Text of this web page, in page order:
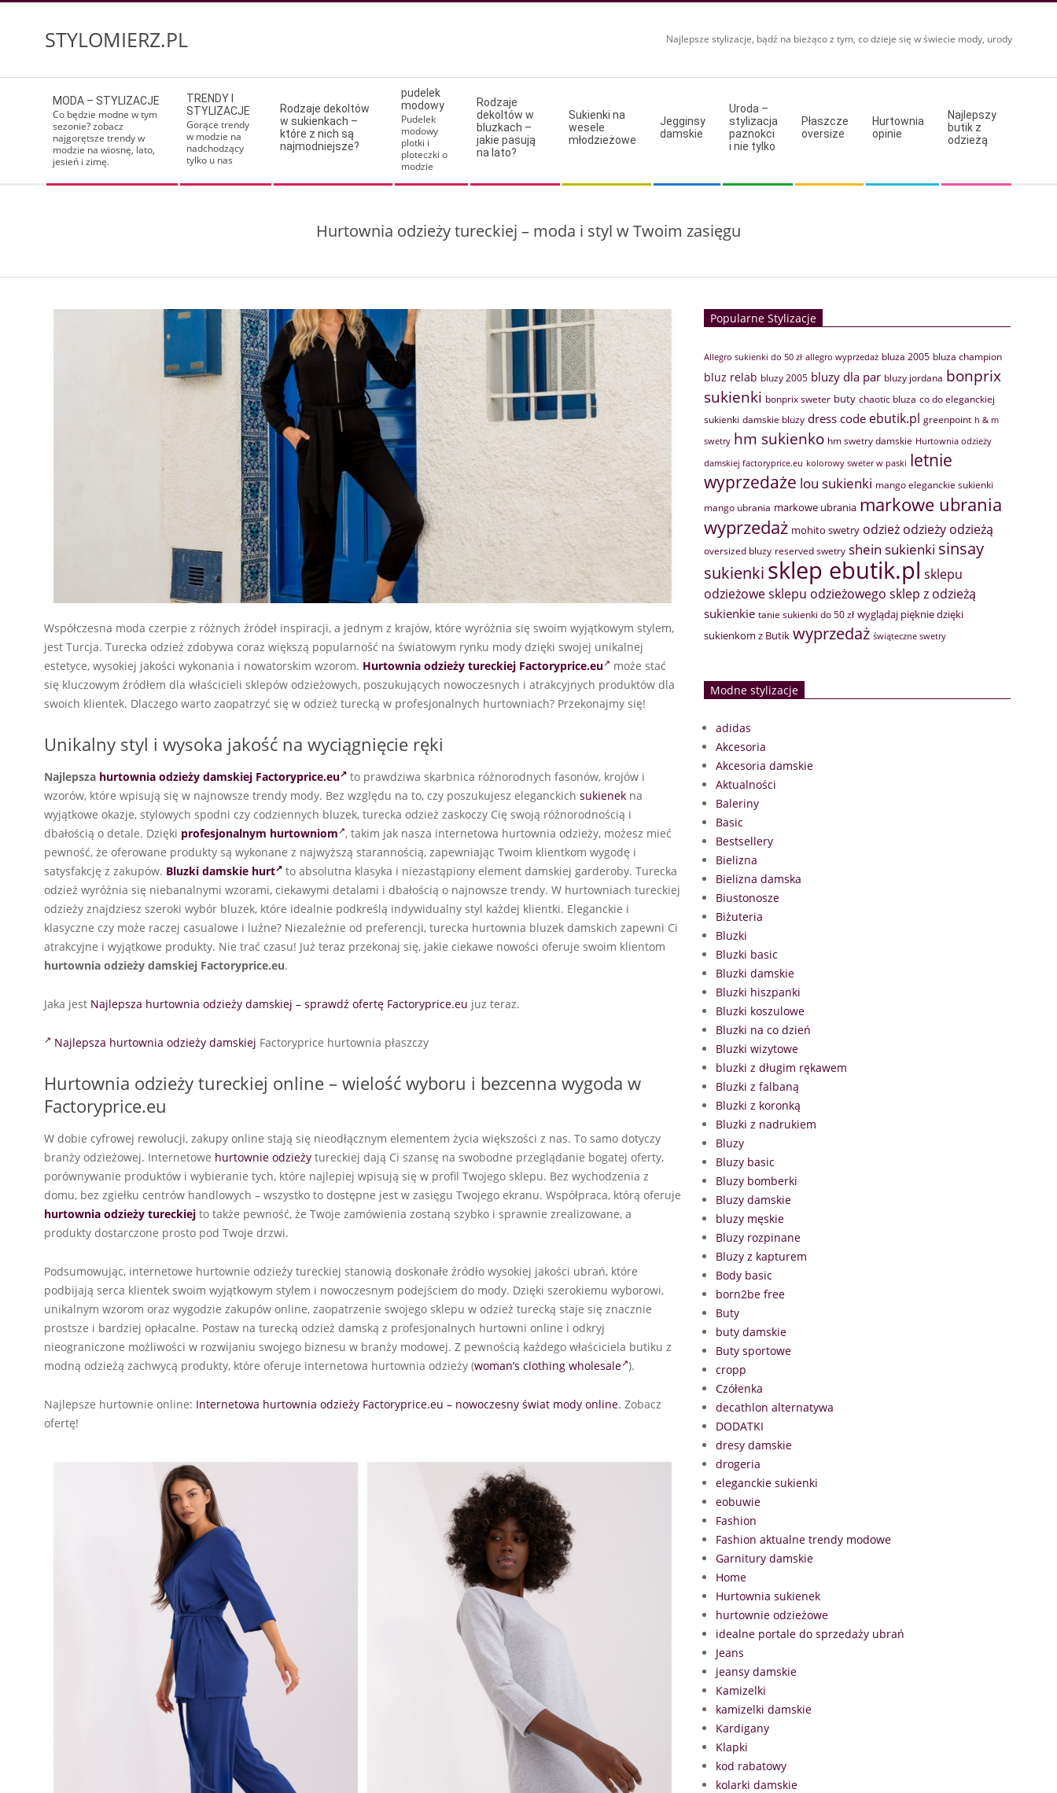
STYLOMIERZ.PL Najlepsze stylizacje, bądź na bieżąco z tym, co dzieje się w świecie mody, urody
Navigation
Menu
MODA – STYLIZACJE
Co będzie modne w tym
sezonie? zobacz
najgorętsze trendy w
modzie na wiosnę, lato,
jesień i zimę.
TRENDY I
STYLIZACJE
Gorące trendy
w modzie na
nadchodzący
tylko u nas
Rodzaje dekoltów
w sukienkach –
które z nich są
najmodniejsze?
pudelek
modowy
Pudelek
modowy
plotki i
ploteczki o
modzie
Rodzaje
dekoltów w
bluzkach –
jakie pasują
na lato?
Sukienki na
wesele
młodzieżowe
Jegginsy
damskie
Uroda –
stylizacja
paznokci
i nie tylko
Płaszcze
oversize
Hurtownia
opinie
Najlepszy
butik z
odzieżą
Hurtownia odzieży tureckiej – moda i styl w Twoim zasięgu
Współczesna moda czerpie z różnych źródeł inspiracji, a jednym z krajów, które wyróżnia się swoim wyjątkowym stylem,
jest Turcja. Turecka odzież zdobywa coraz większą popularność na światowym rynku mody dzięki swojej unikalnej
estetyce, wysokiej jakości wykonania i nowatorskim wzorom. Hurtownia odzieży tureckiej Factoryprice.eu
może stać
się kluczowym źródłem dla właścicieli sklepów odzieżowych, poszukujących nowoczesnych i atrakcyjnych produktów dla
swoich klientek. Dlaczego warto zaopatrzyć się w odzież turecką w profesjonalnych hurtowniach? Przekonajmy się!
Unikalny styl i wysoka jakość na wyciągnięcie ręki
Najlepsza hurtownia odzieży damskiej Factoryprice.eu
to prawdziwa skarbnica różnorodnych fasonów, krojów i
wzorów, które wpisują się w najnowsze trendy mody. Bez względu na to, czy poszukujesz eleganckich sukienek na
wyjątkowe okazje, stylowych spodni czy codziennych bluzek, turecka odzież zaskoczy Cię swoją różnorodnością i
dbałością o detale. Dzięki profesjonalnym hurtowniom , takim jak nasza internetowa hurtownia odzieży, możesz mieć
pewność, że oferowane produkty są wykonane z najwyższą starannością, zapewniając Twoim klientkom wygodę i
satysfakcję z zakupów. Bluzki damskie hurt
to absolutna klasyka i niezastąpiony element damskiej garderoby. Turecka
odzież wyróżnia się niebanalnymi wzorami, ciekawymi detalami i dbałością o najnowsze trendy. W hurtowniach tureckiej
odzieży znajdziesz szeroki wybór bluzek, które idealnie podkreślą indywidualny styl każdej klientki. Eleganckie i
klasyczne czy może raczej casualowe i luźne? Niezależnie od preferencji, turecka hurtownia bluzek damskich zapewni Ci
atrakcyjne i wyjątkowe produkty. Nie trać czasu! Już teraz przekonaj się, jakie ciekawe nowości oferuje swoim klientom
hurtownia odzieży damskiej Factoryprice.eu.
Jaka jest Najlepsza hurtownia odzieży damskiej – sprawdź ofertę Factoryprice.eu juz teraz.
Najlepsza hurtownia odzieży damskiej Factoryprice hurtownia płaszczy
Hurtownia odzieży tureckiej online – wielość wyboru i bezcenna wygoda w
Factoryprice.eu
W dobie cyfrowej rewolucji, zakupy online stają się nieodłącznym elementem życia większości z nas. To samo dotyczy
branży odzieżowej. Internetowe hurtownie odzieży tureckiej dają Ci szansę na swobodne przeglądanie bogatej oferty,
porównywanie produktów i wybieranie tych, które najlepiej wpisują się w profil Twojego sklepu. Bez wychodzenia z
domu, bez zgiełku centrów handlowych – wszystko to dostępne jest w zasięgu Twojego ekranu. Współpraca, którą oferuje
hurtownia odzieży tureckiej to także pewność, że Twoje zamówienia zostaną szybko i sprawnie zrealizowane, a
produkty dostarczone prosto pod Twoje drzwi.
Podsumowując, internetowe hurtownie odzieży tureckiej stanowią doskonałe źródło wysokiej jakości ubrań, które
podbijają serca klientek swoim wyjątkowym stylem i nowoczesnym podejściem do mody. Dzięki szerokiemu wyborowi,
unikalnym wzorom oraz wygodzie zakupów online, zaopatrzenie swojego sklepu w odzież turecką staje się znacznie
prostsze i bardziej opłacalne. Postaw na turecką odzież damską z profesjonalnych hurtowni online i odkryj
nieograniczone możliwości w rozwijaniu swojego biznesu w branży modowej. Z pewnością każdego właściciela butiku z
modną odzieżą zachwycą produkty, które oferuje internetowa hurtownia odzieży (woman’s clothing wholesale ).
Najlepsze hurtownie online: Internetowa hurtownia odzieży Factoryprice.eu – nowoczesny świat mody online. Zobacz
ofertę!
Popularne Stylizacje
Allegro sukienki do 50 zł allegro wyprzedaż bluza 2005 bluza champion
bluz relab bluzy 2005 bluzy dla par bluzy jordana bonprix
sukienki bonprix sweter buty chaotic bluza co do eleganckiej
sukienki damskie bluzy dress code ebutik.pl greenpoint h & m
swetry hm sukienko hm swetry damskie Hurtownia odzieży
damskiej factoryprice.eu kolorowy sweter w paski letnie
wyprzedaże lou sukienki mango eleganckie sukienki
mango ubrania markowe ubrania markowe ubrania
wyprzedaż mohito swetry odzież odzieży odzieżą
oversized bluzy reserved swetry shein sukienki sinsay
sukienki sklep ebutik.pl sklepu
odzieżowesklepu odzieżowego sklep z odzieżą
sukienkie tanie sukienki do 50 zł wyglądaj pięknie dzięki
sukienkom z Butik wyprzedaż świąteczne swetry
Modne stylizacje
adidas
Akcesoria
Akcesoria damskie
Aktualności
Baleriny
Basic
Bestsellery
Bielizna
Bielizna damska
Biustonosze
Biżuteria
Bluzki
Bluzki basic
Bluzki damskie
Bluzki hiszpanki
Bluzki koszulowe
Bluzki na co dzień
Bluzki wizytowe
bluzki z długim rękawem
Bluzki z falbaną
Bluzki z koronką
Bluzki z nadrukiem
Bluzy
Bluzy basic
Bluzy bomberki
Bluzy damskie
bluzy męskie
Bluzy rozpinane
Bluzy z kapturem
Body basic
born2be free
Buty
buty damskie
Buty sportowe
cropp
Czółenka
decathlon alternatywa
DODATKI
dresy damskie
drogeria
eleganckie sukienki
eobuwie
Fashion
Fashion aktualne trendy modowe
Garnitury damskie
Home
Hurtownia sukienek
hurtownie odzieżowe
idealne portale do sprzedaży ubrań
Jeans
jeansy damskie
Kamizelki
kamizelki damskie
Kardigany
Klapki
kod rabatowy
kolarki damskie